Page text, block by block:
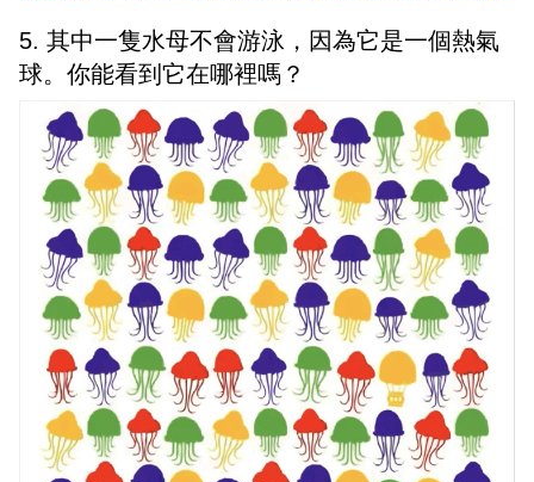
5. 其中一隻水母不會游泳，因為它是一個熱氣
球。你能看到它在哪裡嗎？